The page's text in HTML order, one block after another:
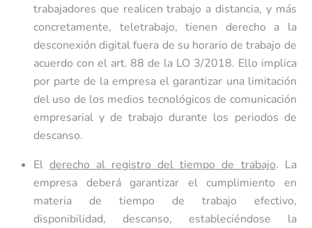
trabajadores que realicen trabajo a distancia, y más
concretamente, teletrabajo, tienen derecho a la
desconexión digital fuera de su horario de trabajo de
acuerdo con el art. 88 de la LO 3/2018. Ello implica
por parte de la empresa el garantizar una limitación
del uso de los medios tecnológicos de comunicación
empresarial y de trabajo durante los periodos de
descanso.
Elderecho al registro del tiempo de trabajo. La
empresa deberá garantizar el cumplimiento en
materia de tiempo de trabajo efectivo,
disponibilidad, descanso, estableciéndose la